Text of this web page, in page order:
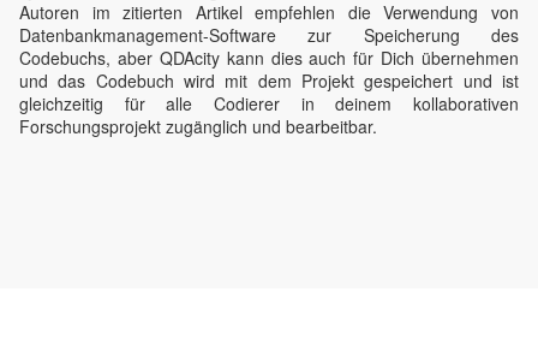
Autoren im zitierten Artikel empfehlen die Verwendung von
Datenbankmanagement-Software zur Speicherung des
Codebuchs, aber QDAcity kann dies auch für Dich übernehmen
und das Codebuch wird mit dem Projekt gespeichert und ist
gleichzeitig für alle Codierer in deinem kollaborativen
Forschungsprojekt zugänglich und bearbeitbar.